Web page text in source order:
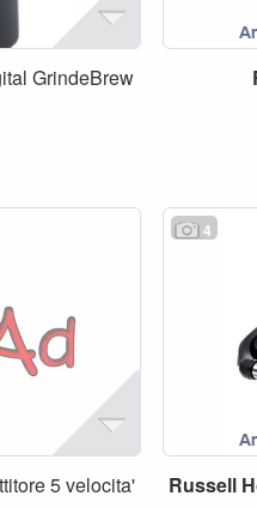
GrindeBrew
5 velocita'
4
Russell